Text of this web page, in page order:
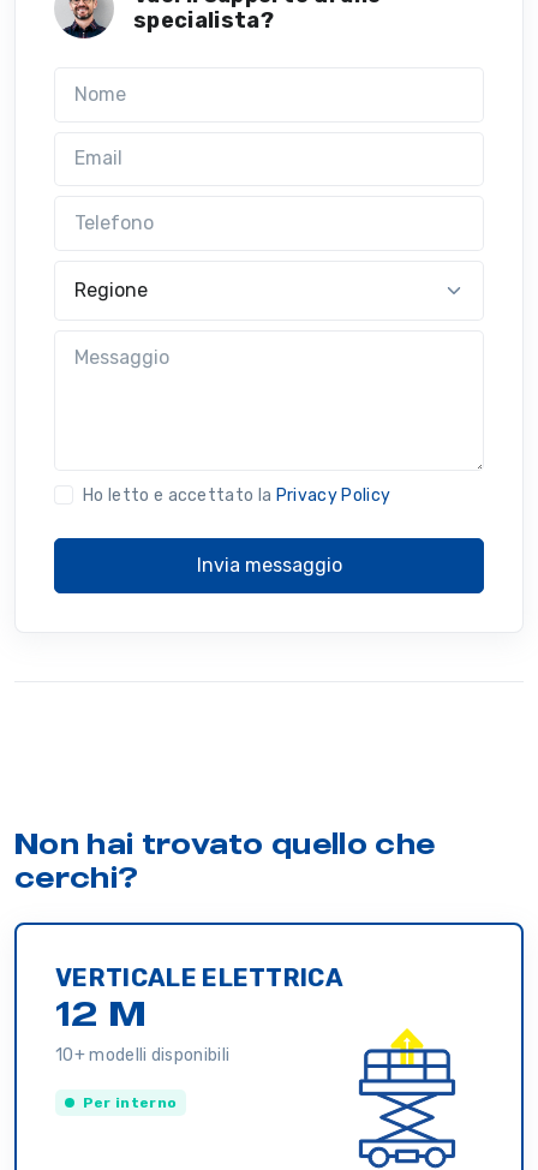
specialista?
Ho letto e accettato la Privacy Policy
Invia messaggio
Non hai trovato quello che
cerchi?
VERTICALE ELETTRICA
12 M
10+ modelli disponibili
Per interno